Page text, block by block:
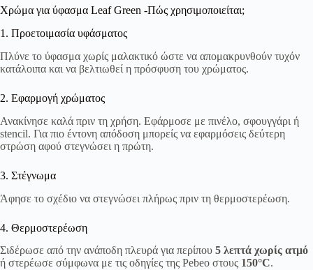
Χρώμα για ύφασμα Leaf Green -Πώς χρησιμοποιείται;
1. Προετοιμασία υφάσματος
Πλύνε το ύφασμα χωρίς μαλακτικό ώστε να απομακρυνθούν τυχόν
κατάλοιπα και να βελτιωθεί η πρόσφυση του χρώματος.
2. Εφαρμογή χρώματος
Ανακίνησε καλά πριν τη χρήση. Εφάρμοσε με πινέλο, σφουγγάρι ή
stencil. Για πιο έντονη απόδοση μπορείς να εφαρμόσεις δεύτερη
στρώση αφού στεγνώσει η πρώτη.
3. Στέγνωμα
Άφησε το σχέδιο να στεγνώσει πλήρως πριν τη θερμοστερέωση.
4. Θερμοστερέωση
Σιδέρωσε από την ανάποδη πλευρά για περίπου 5 λεπτά χωρίς ατμό
ή στερέωσε σύμφωνα με τις οδηγίες της Pebeo στους 150°C.